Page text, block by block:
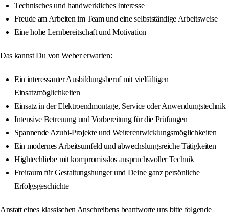
Technisches und handwerkliches Interesse
Freude am Arbeiten im Team und eine selbstständige Arbeitsweise
Eine hohe Lernbereitschaft und Motivation
Das kannst Du von Weber erwarten:
Ein interessanter Ausbildungsberuf mit vielfältigen
Einsatzmöglichkeiten
Einsatz in der Elektroendmontage, Service oder Anwendungstechnik
Intensive Betreuung und Vorbereitung für die Prüfungen
Spannende Azubi-Projekte und Weiterentwicklungsmöglichkeiten
Ein modernes Arbeitsumfeld und abwechslungsreiche Tätigkeiten
Hightechliebe mit kompromisslos anspruchsvoller Technik
Freiraum für Gestaltungshunger und Deine ganz persönliche
Erfolgsgeschichte
Anstatt eines klassischen Anschreibens beantworte uns bitte folgende